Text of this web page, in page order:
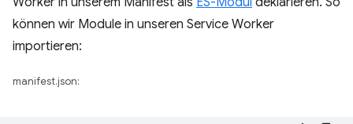
können wir Module in unseren Service Worker
importieren:
manifest.json: